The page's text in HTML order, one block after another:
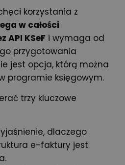
korzystania z
w całości
API KSeF i wymaga od
przygotowania
jest opcja, którą można
programie księgowym.
trzy kluczowe
dlaczego
e-faktury jest